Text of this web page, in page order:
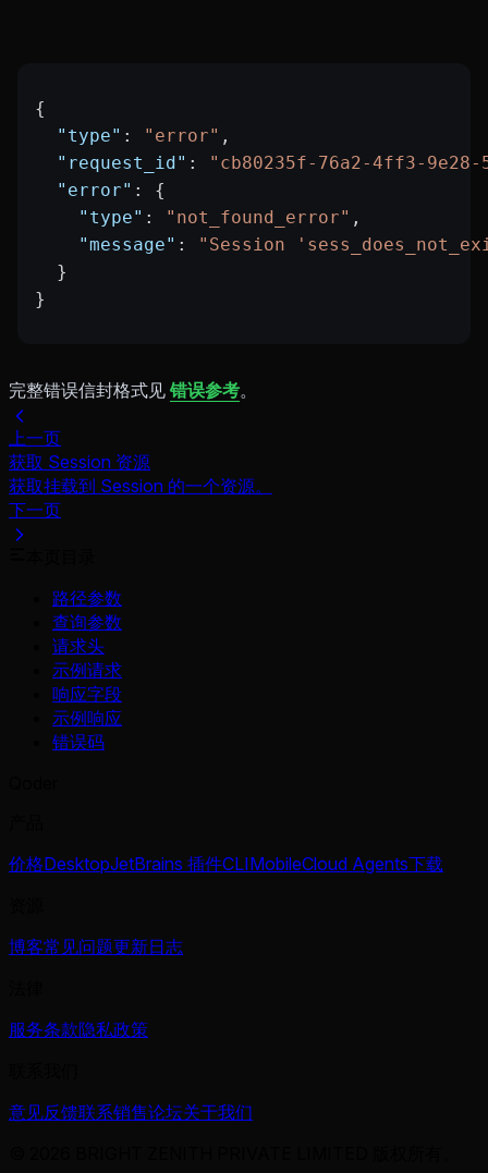
{
  "type"
: "error" ,
  "request_id"
:
"cb80235f-76a2-4ff3-9e28-
  "error"
: {
    "type"
: "not_found_error" ,
    "message"
:
"Session
  }
}
完整错误信封格式见 错误参考。
上一页
获取 Session 资源
获取挂载到 Session 的一个资源。
下一页
路径参数
查询参数
请求头
示例请求
响应字段
示例响应
错误码
价格DesktopJetBrains 插件CLIMobileCloud Agents下载
博客常见问题更新日志
服务条款隐私政策
意见反馈联系销售论坛关于我们